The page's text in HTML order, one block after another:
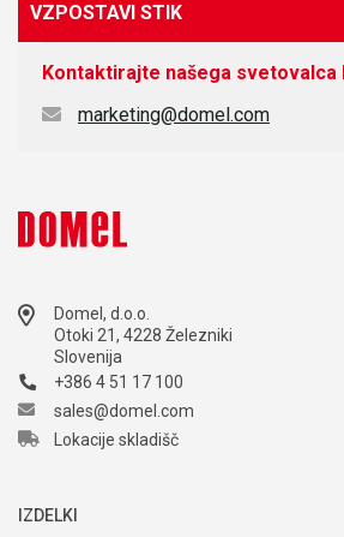
VZPOSTAVI STIK
Kontaktirajte našega svetovalca
marketing@domel.com
Domel, d.o.o.
Otoki 21, 4228 Železniki
Slovenija
+386 4 51 17 100
sales@domel.com
Lokacije skladišč
IZDELKI